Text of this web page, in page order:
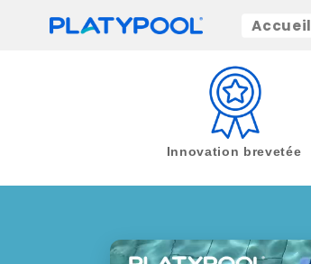
passer
Accueil
Innovation brevetée